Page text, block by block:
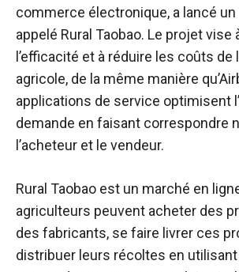
commerce électronique, a lancé
appelé Rural Taobao. Le projet vise
l’efficacité et à réduire les coûts
agricole, de la même manière
applications de service optimisent
demande en faisant correspondre
l’acheteur et le vendeur.
Rural Taobao est un marché en
agriculteurs peuvent acheter des
des fabricants, se faire livrer ces
distribuer leurs récoltes en